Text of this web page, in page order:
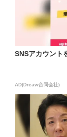
SNSアカウント
AD(Dreaw合同会社)